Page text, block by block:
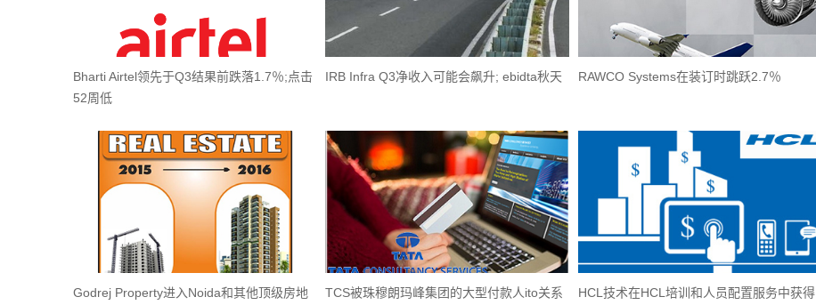
Bharti Airtel领先于Q3结果前跌落1.7％;点击
52周低
IRB Infra Q3净收入可能会飙升; ebidta秋天 RAWCO Systems在装订时跳跃2.7％
Godrej Property进入Noida和其他顶级房地
TCS被珠穆朗玛峰集团的大型付款人ito关系
HCL技术在HCL培训和人员配置服务中获得